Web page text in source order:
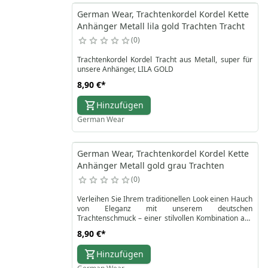
Dirndl-Kordelkette, um ein authentisches Accessoire
zu erhalten, das den Geist der Tradition einfängt.
German Wear, Trachtenkordel Kordel Kette
Anhänger Metall lila gold Trachten Tracht
0
Trachtenkordel Kordel Tracht aus Metall, super für
unsere Anhänger, LILA GOLD
8,90 €*
Hinzufügen
German Wear
German Wear, Trachtenkordel Kordel Kette
Anhänger Metall gold grau Trachten
0
Verleihen Sie Ihrem traditionellen Look einen Hauch
von Eleganz mit unserem deutschen
Trachtenschmuck – einer stilvollen Kombination aus
Handwerkskunst und Tradition. Diese traditionelle
Kordelkette besteht aus einer gedrehten
Metallkordel in edlen Gold- und Grautönen und
verleiht jedem traditionellen Trachtenhalsband oder
8,90 €*
Hinzufügen